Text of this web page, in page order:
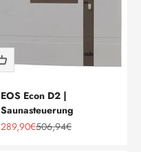
EOS Econ D2 |
Saunasteuerung
Angebot
289,90€Regulärer Preis
506,94€